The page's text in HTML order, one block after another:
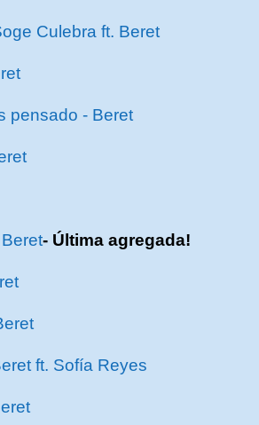
Culebra ft. Beret
pensado - Beret
- Última agregada!
ft. Sofía Reyes